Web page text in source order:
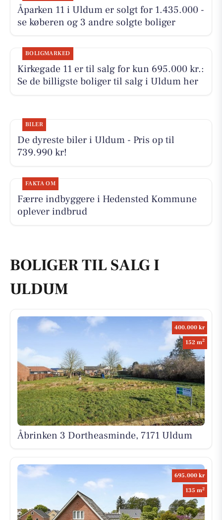
Åparken 11 i Uldum er solgt for 1.435.000 -
se køberen og 3 andre solgte boliger
BOLIGMARKED
Kirkegade 11 er til salg for kun 695.000 kr.:
Se de billigste boliger til salg i Uldum her
BILER
De dyreste biler i Uldum - Pris op til
739.990 kr!
FAKTA OM
Færre indbyggere i Hedensted Kommune
oplever indbrud
BOLIGER TIL SALG I
ULDUM
400.000 kr
152 m2
Åbrinken 3 Dortheasminde, 7171 Uldum
695.000 kr
135 m2